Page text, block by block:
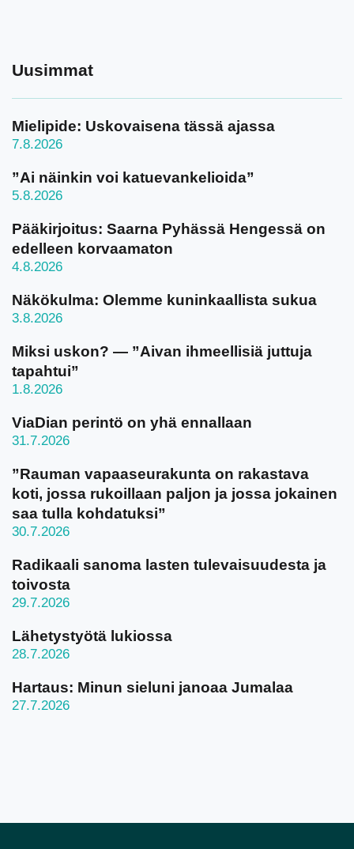
Uusimmat
Mielipide: Uskovaisena tässä ajassa
7.8.2026
”Ai näinkin voi katuevankelioida”
5.8.2026
Pääkirjoitus: Saarna Pyhässä Hengessä on
edelleen korvaamaton
4.8.2026
Näkökulma: Olemme kuninkaallista sukua
3.8.2026
Miksi uskon? — ”Aivan ihmeellisiä juttuja
tapahtui”
1.8.2026
ViaDian perintö on yhä ennallaan
31.7.2026
”Rauman vapaaseurakunta on rakastava
koti, jossa rukoillaan paljon ja jossa jokainen
saa tulla kohdatuksi”
30.7.2026
Radikaali sanoma lasten tulevaisuudesta ja
toivosta
29.7.2026
Lähetystyötä lukiossa
28.7.2026
Hartaus: Minun sieluni janoaa Jumalaa
27.7.2026